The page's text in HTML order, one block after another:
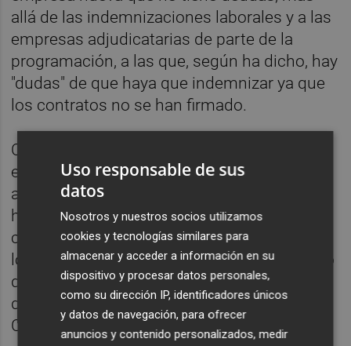
allá de las indemnizaciones laborales y a las
empresas adjudicatarias de parte de la
programación, a las que, según ha dicho, hay
"dudas" de que haya que indemnizar ya que
los contratos no se han firmado.
Císcar ha destacado que la aprobación de
esta ley no tiene por qué implicar
automáticamente el cese de las emisiones;
ha defendido que existen medios de
comunicación autonómicos, comarcales y
locales que emiten en valenciano, y ha dicho
que no han valorado ceder un canal de los
dejados por RTVV a la Generalitat de
Cataluña.
Uso responsable de sus
datos
Nosotros y nuestros socios utilizamos
cookies y tecnologías similares para
almacenar y acceder a información en su
dispositivo y procesar datos personales,
como su dirección IP, identificadores únicos
y datos de navegación, para ofrecer
anuncios y contenido personalizados, medir